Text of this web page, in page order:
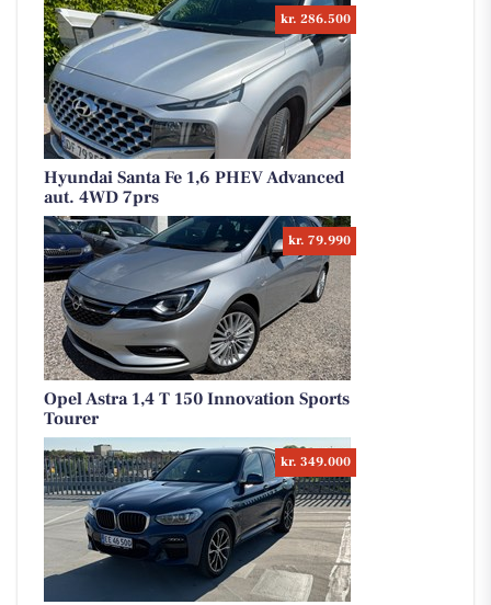
kr. 286.500
Hyundai Santa Fe 1,6 PHEV Advanced
aut. 4WD 7prs
kr. 79.990
Opel Astra 1,4 T 150 Innovation Sports
Tourer
kr. 349.000